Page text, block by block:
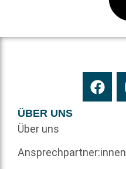
ÜBER UNS
Über uns
Ansprechpartner:innen